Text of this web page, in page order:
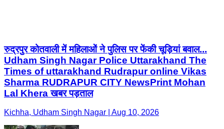
रुद्रपुर कोतवाली में महिलाओं ने पुलिस पर फेंकी चूड़ियां बवाल...
Udham Singh Nagar Police Uttarakhand The
Times of uttarakhand Rudrapur online Vikas
Sharma RUDRAPUR CITY NewsPrint Mohan
Lal Khera खबर पड़ताल
Kichha, Udham Singh Nagar | Aug 10, 2026